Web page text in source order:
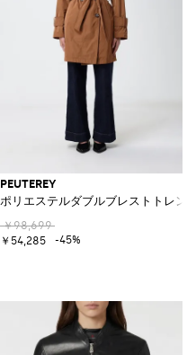
PEUTEREY
ポリエステルダブルブレストトレン
￥98,699
￥54,285
-45%